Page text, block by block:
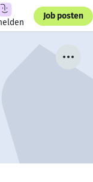
Job posten